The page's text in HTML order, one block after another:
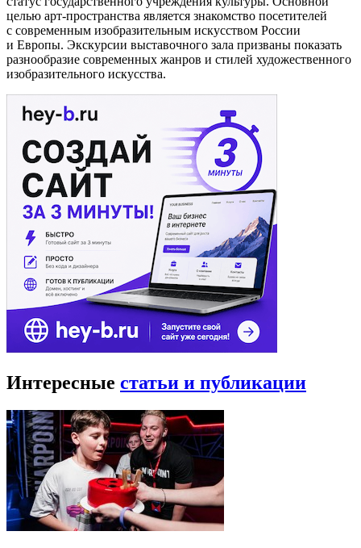
целью арт-пространства является знакомство посетителей
с современным изобразительным искусством России
и Европы. Экскурсии выставочного зала призваны показать
разнообразие современных жанров и стилей художественного
изобразительного искусства.
Интересные статьи и публикации